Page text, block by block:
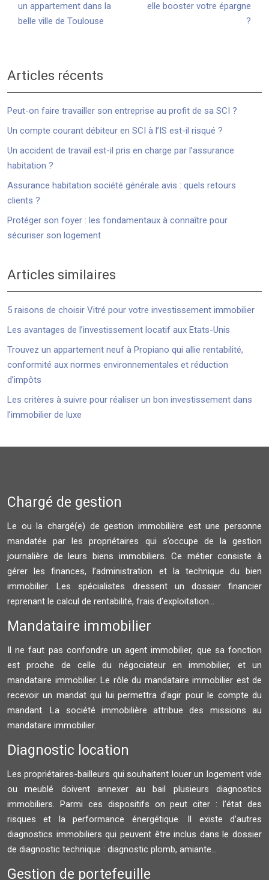
un appartement dans la
belle ville de Toulouse
elle booster votre épargne
?
Articles récents
Peut-on faire travailler son entreprise au profit de sa SCI ?
Un compte courant débiteur en SCI à l’IS est-il risqué ?
Un accident de travail est-il pris en charge par l’assurance
habitation ?
Assurance habitation société générale avis : quels retours
clients ?
Protéger son foyer : les fondamentaux à connaître pour
sécuriser son logement
Articles similaires
5 raisons de choisir Vitré pour votre investissement immobilier
Les avantages de l’investissement locatif aux Etats-Unis
Trouvez un appartement neuf à Propiano qui allie rentabilité,
conformité aux normes environnementales et réduction
d’impôts
Les critères à suivre pour réaliser un bon investissement dans
l’immobilier de luxe
Chargé de gestion
Le ou la chargé(e) de gestion immobilière est une personne
mandatée par les propriétaires qui s’occupe de la gestion
journalière de leurs biens immobiliers. Ce métier consiste à
gérer les finances, l’administration et la technique du bien
immobilier. Les spécialistes dressent un dossier financier
reprenant le calcul de rentabilité, frais d’exploitation…
Mandataire immobilier
Il ne faut pas confondre un agent immobilier, que sa fonction
est proche de celle du négociateur en immobilier, et un
mandataire immobilier. Le rôle du mandataire immobilier est de
recevoir un mandat qui lui permettra d’agir pour le compte du
mandant. La société immobilière attribue des missions au
mandataire immobilier.
Diagnostic location
Les propriétaires-bailleurs qui souhaitent louer un logement vide
ou meublé doivent annexer au bail plusieurs diagnostics
immobiliers. Parmi ces dispositifs on peut citer : l’état des
risques et la performance énergétique. Il existe d’autres
diagnostics immobiliers qui peuvent être inclus dans le dossier
de diagnostic technique : diagnostic plomb, amiante…
Gestion de portefeuille